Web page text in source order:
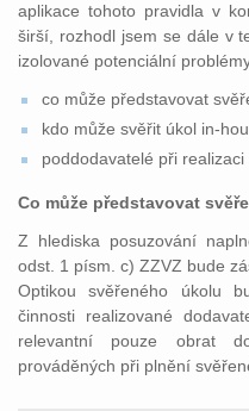
aplikace tohoto pravidla v
širší, rozhodl jsem se dále v
izolované potenciální
co může představovat
kdo může svěřit úkol in-
poddodavatelé při realizaci
Co může představovat
Z hlediska posuzování
odst. 1 písm. c) ZZVZ bude
Optikou svěřeného úkolu
činnosti realizované
relevantní pouze obrat
prováděných při plnění